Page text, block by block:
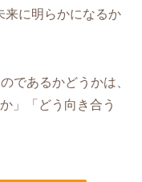
に明らかになるか
であるかどうかは、
」「どう向き合う